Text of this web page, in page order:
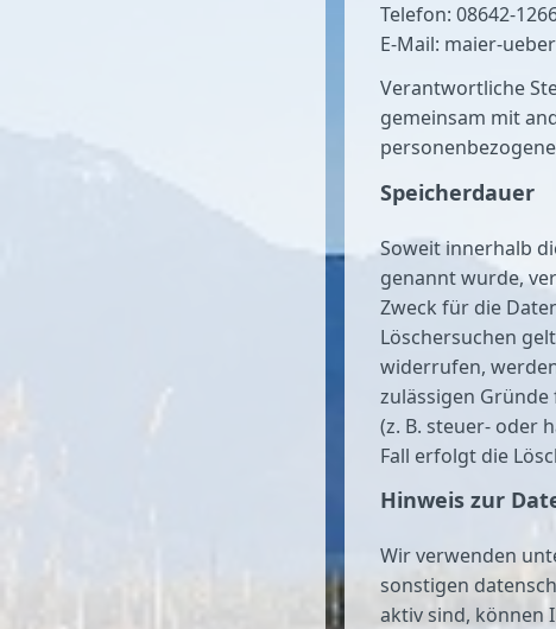
Telefon: 08642-
E-Mail: maier-
Verantwortliche
gemeinsam mit
Speicherdauer
Soweit innerhalb
genannt wurde,
Zweck für die
Löschersuchen
widerrufen,
zulässigen
(z. B. steuer- oder
Fall erfolgt die
Hinweis zur
Wir verwenden
sonstigen
aktiv sind, können